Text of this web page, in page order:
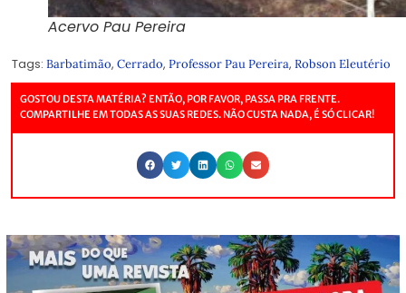
Acervo Pau Pereira
Tags: Barbatimão, Cerrado, Professor Pau Pereira, Robson Eleutério
GOSTOU DESTA MATÉRIA? ENTÃO, POR FAVOR, PASSA PRA FRENTE.
COMPARTILHE EM TODAS AS SUAS REDES. NÃO CUSTA NADA, É SÓ CLICAR!